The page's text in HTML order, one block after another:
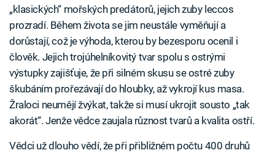
„klasických“ mořských predátorů, jejich zuby leccos
prozradí. Během života se jim neustále vyměňují a
dorůstají, což je výhoda, kterou by bezesporu ocenil i
člověk. Jejich trojúhelníkovitý tvar spolu s ostrými
výstupky zajišťuje, že při silném skusu se ostré zuby
škubáním prořezávají do hloubky, až vykrojí kus masa.
Žraloci neumějí žvýkat, takže si musí ukrojit sousto „tak
akorát“. Jenže vědce zaujala různost tvarů a kvalita ostří.
Vědci už dlouho vědí, že při přibližném počtu 400 druhů